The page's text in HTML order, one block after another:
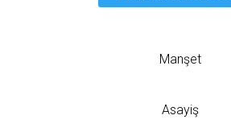
Manşet
Asayiş